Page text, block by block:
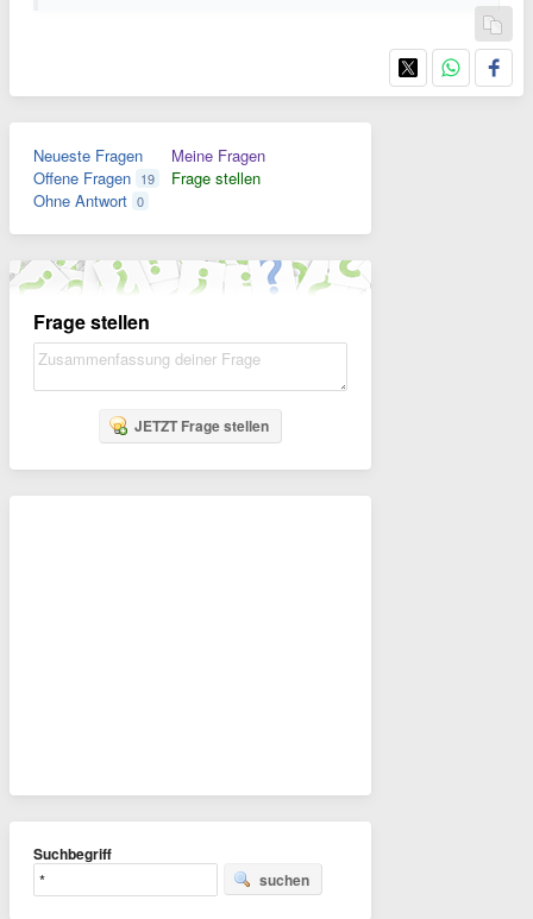
Neueste Fragen
Offene Fragen 19
Ohne Antwort 0
Meine Fragen
Frage stellen
Frage stellen
JETZT Frage stellen
Suchbegriff
suchen